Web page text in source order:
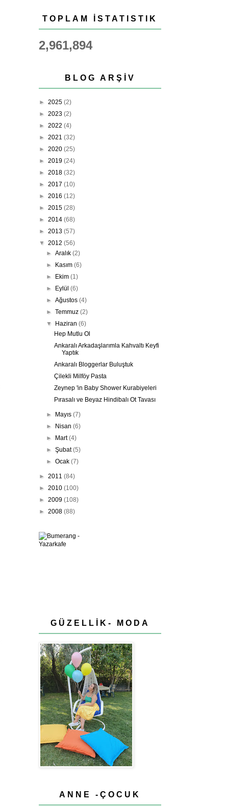
TOPLAM İSTATISTIK
2,961,894
BLOG ARŞIV
► 2025 (2)
► 2023 (2)
► 2022 (4)
► 2021 (32)
► 2020 (25)
► 2019 (24)
► 2018 (32)
► 2017 (10)
► 2016 (12)
► 2015 (28)
► 2014 (68)
► 2013 (57)
▼ 2012 (56)
►Aralık(2)
► Kasım(6)
► Ekim(1)
► Eylül(6)
►Ağustos(4)
►Temmuz(2)
▼ Haziran(6)
Hep Mutlu Ol
Ankaralı Arkadaşlarımla Kahvaltı Keyfi
Yaptık
Ankaralı Bloggerlar Buluştuk
Çilekli Milföy Pasta
Zeynep 'in Baby Shower Kurabiyeleri
Pırasalı ve Beyaz Hindibalı Ot Tavası
► Mayıs(7)
► Nisan(6)
► Mart(4)
►Şubat(5)
►Ocak(7)
► 2011 (84)
► 2010 (100)
► 2009 (108)
► 2008 (88)
GÜZELLİK- MODA
ANNE -ÇOCUK